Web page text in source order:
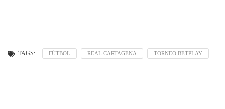
TAGS: FÚTBOL REAL CARTAGENA TORNEO BETPLAY